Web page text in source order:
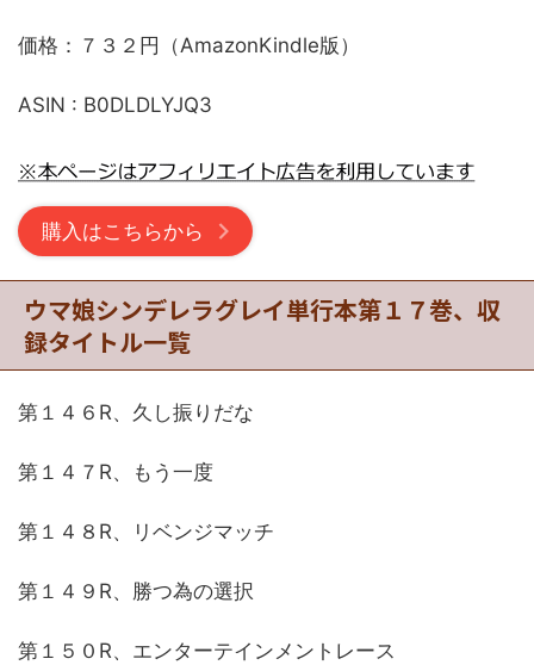
価格：７３２円（AmazonKindle版）
ASIN : B0DLDLYJQ3
購入はこちらから
ウマ娘シンデレラグレイ単行本第１７巻、収
録タイトル一覧
第１４６R、久し振りだな
第１４７R、もう一度
第１４８R、リベンジマッチ
第１４９R、勝つ為の選択
第１５０R、エンターテインメントレース